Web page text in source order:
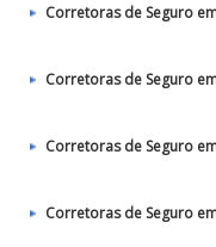
Corretoras de Seguro
Corretoras de Seguro
Corretoras de Seguro
Corretoras de Seguro